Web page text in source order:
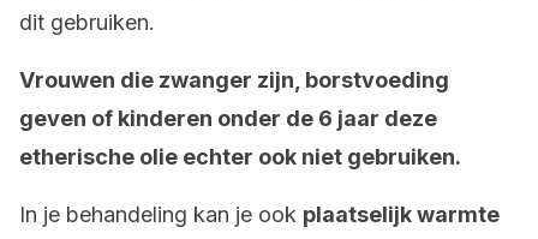
dit gebruiken.
Vrouwen die zwanger zijn, borstvoeding
geven of kinderen onder de 6 jaar deze
etherische olie echter ook niet gebruiken.
In je behandeling kan je ook plaatselijk warmte